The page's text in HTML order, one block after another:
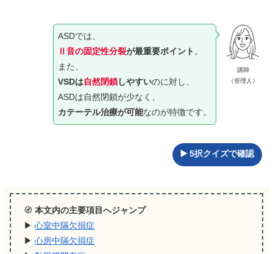
講師
（管理人）
ASDでは、
Ⅱ音の固定性分裂が最重要ポイント。
また、
VSDは自然閉鎖しやすいのに対し、
ASDは自然閉鎖が少なく、
カテーテル治療が可能なのが特徴です。
▶️ 5択クイズで確認
🧭 本文内の主要項目へジャンプ
▶︎ 心室中隔欠損症
▶︎ 心房中隔欠損症